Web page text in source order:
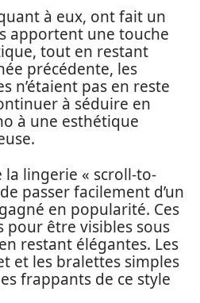
à eux, ont fait un
apportent une touche
tout en restant
précédente, les
n’étaient pas en reste
à séduire en
à une esthétique
la lingerie « scroll-to-
passer facilement d’un
en popularité. Ces
pour être visibles sous
restant élégantes. Les
et les bralettes simples
frappants de ce style